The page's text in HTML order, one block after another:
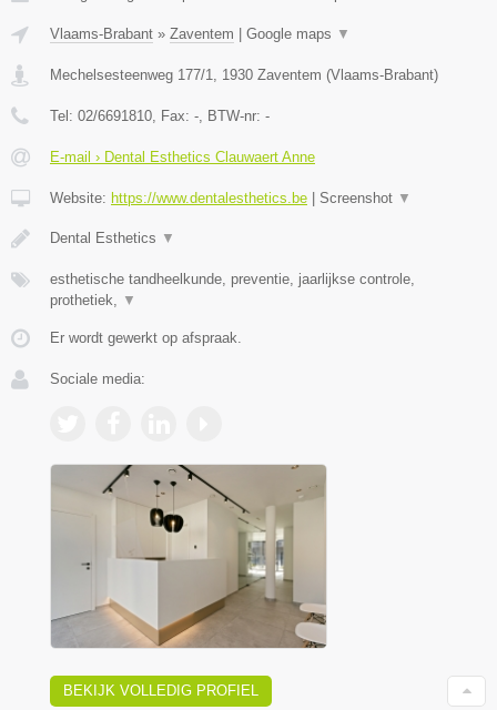
Vlaams-Brabant » Zaventem Google maps ▼
Mechelsesteenweg 177/1, 1930 Zaventem (Vlaams-Brabant)
Tel: 02/6691810, Fax: -, BTW-nr: -
E-mail › Dental Esthetics Clauwaert Anne
Website: https://www.dentalesthetics.be Screenshot ▼
Dental Esthetics ▼
esthetische tandheelkunde, preventie, jaarlijkse controle,
prothetiek, ▼
Er wordt gewerkt op afspraak.
Sociale media:
BEKIJK VOLLEDIG PROFIEL